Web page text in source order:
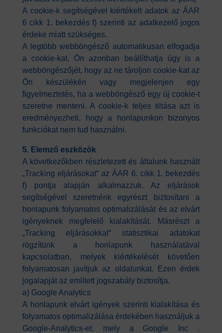
A cookie-k segítségével kiértékelt adatok az ÁAR
6 cikk 1. bekezdés f) szerinti az adatkezelő jogos
érdeke miatt szükséges.
A legtöbb webböngésző automatikusan elfogadja
a cookie-kat. Ön azonban beállíthatja úgy is a
webböngészőjét, hogy az ne tároljon cookie-kat az
Ön készülékén vagy megjelenjen egy
figyelmeztetés, ha a webböngésző egy új cookie-t
szeretne menteni. A cookie-k teljes tiltása azt is
eredményezheti, hogy a honlapunkon bizonyos
funkciókat nem tud használni.
5. Elemző eszközök
A következőkben részletezett és általunk használt
„Tracking eljárásokat“ az ÁAR 6. cikk 1. bekezdés
f) pontja alapján alkalmazzuk. Az eljárások
segítségével szeretnénk egyrészt biztosítani a
honlapunk folyamatos optimalizálását és az elvárt
igényeknek megfelelő kialakítását. Másrészt a
„Tracking eljárásokkal“ statisztikai adatokat
rögzítünk a honlapunk használatával
kapcsolatban, melyek kiértékelését követően
folyamatosan javítjuk az oldalunkat. Ezen érdek
jogalapját az említett jogszabály biztosítja.
a) Google Analytics
A honlapunk elvárt igények szerinti kialakítása és
folyamatos optimalizálása érdekében használjuk a
Google-Analytics-et, mely a Google Inc .